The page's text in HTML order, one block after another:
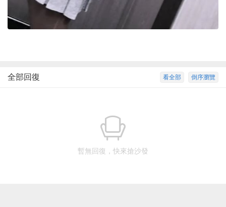
倒序瀏覽
看全部
全部回復
暫無回復，快來搶沙發